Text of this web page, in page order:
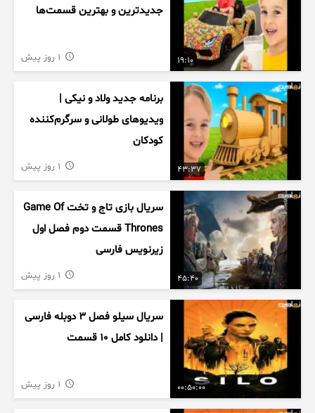
19:10
جدیدترین و بهترین قسمت‌ها
43:37
برنامه جدید ولاد و نیکی |
ویدیوهای طولانی و سرگرم‌کننده
کودکان
45:40
سریال بازی تاج و تخت Game Of
Thrones قسمت دوم فصل اول
زیرنویس فارسی
00:50:00
سریال سیلو فصل ۳ دوبله فارسی
| دانلود کامل ۱۰ قسمت